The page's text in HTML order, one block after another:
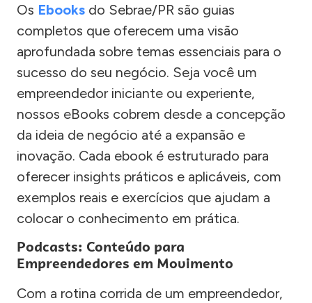
Os Ebooks do Sebrae/PR são guias
completos que oferecem uma visão
aprofundada sobre temas essenciais para o
sucesso do seu negócio. Seja você um
empreendedor iniciante ou experiente,
nossos eBooks cobrem desde a concepção
da ideia de negócio até a expansão e
inovação. Cada ebook é estruturado para
oferecer insights práticos e aplicáveis, com
exemplos reais e exercícios que ajudam a
colocar o conhecimento em prática.
Podcasts: Conteúdo para
Empreendedores em Movimento
Com a rotina corrida de um empreendedor,